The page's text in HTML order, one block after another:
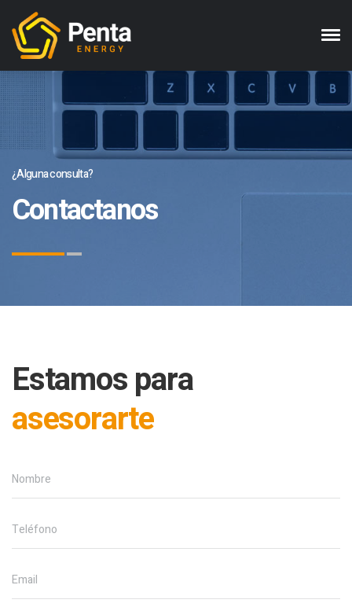
¿Alguna consulta?
Contactanos
Estamos para
asesorarte
Nombre
Teléfono
Email